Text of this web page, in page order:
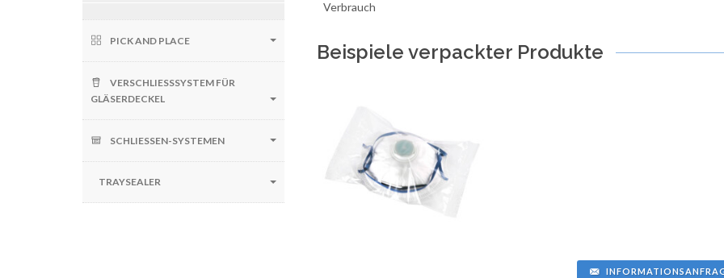
Verbrauch
Beispiele verpackter Produkte
PICK AND PLACE
VERSCHLIESSSYSTEM FÜR G
LÄSERDECKEL
SCHLIESSEN-SYSTEMEN
TRAYSEALER